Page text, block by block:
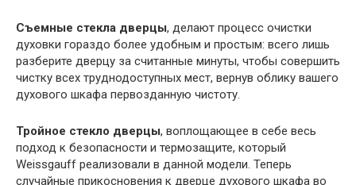
Съемные стекла дверцы, делают процесс очистки
духовки гораздо более удобным и простым: всего лишь
разберите дверцу за считанные минуты, чтобы совершить
чистку всех труднодоступных мест, вернув облику вашего
духового шкафа первозданную чистоту.
Тройное стекло дверцы, воплощающее в себе весь
подход к безопасности и термозащите, который
Weissgauff реализовали в данной модели. Теперь
случайные прикосновения к дверце духового шкафа во